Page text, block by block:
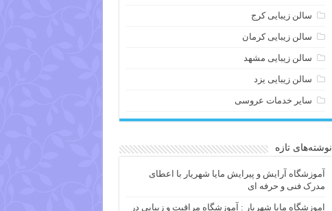
سالن زیبایی کرج
سالن زیبایی کرمان
سالن زیبایی مشهد
سالن زیبایی یزد
سایر خدمات عروسی
نوشته‌های تازه
آموزشگاه آرایش و پیرایش مایا شهریار با اعطای
مدرک فنی و حرفه ای
اموزشگاه مایا شهریار : آموزشگاه مراقبت و زیبایی در